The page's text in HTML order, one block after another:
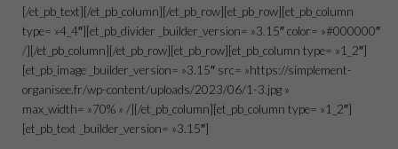
[/et_pb_text][/et_pb_column][/et_pb_row][et_pb_row][et_pb_column
type= »4_4″][et_pb_divider _builder_version= »3.15″ color= »#000000″
/][/et_pb_column][/et_pb_row][et_pb_row][et_pb_column type= »1_2″]
[et_pb_image _builder_version= »3.15″ src= »https://simplement-
organisee.fr/wp-content/uploads/2023/06/1-3.jpg »
max_width= »70% » /][/et_pb_column][et_pb_column type= »1_2″]
[et_pb_text _builder_version= »3.15″]